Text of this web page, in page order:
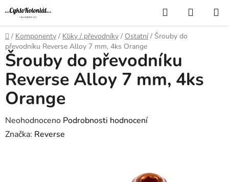
Přejít
na
obsah
Hledat
KOŠÍK
Domů
/ Komponenty / Kliky / převodníky / Ostatní / Šrouby do
převodníku Reverse Alloy 7 mm, 4ks Orange
Šrouby do převodníku
Reverse Alloy 7 mm, 4ks
Orange
Průměrné
hodnocení
Neohodnoceno Podrobnosti hodnocení
Značka: Reverse